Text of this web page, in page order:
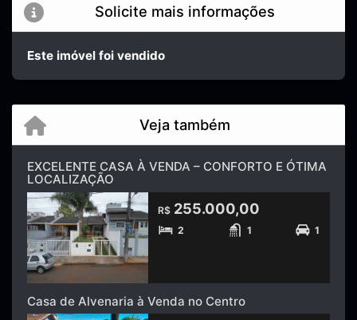
Solicite mais informações
Este imóvel foi vendido
Veja também
EXCELENTE CASA À VENDA – CONFORTO E ÓTIMA
LOCALIZAÇÃO
R$ 255.000,00
2 1 1
Casa de Alvenaria à Venda no Centro